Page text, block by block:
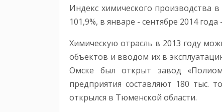
Индекс химического производства
101,9%, в январе - сентябре 2014 года
Химическую отрасль в 2013 году
объектов и вводом их в
Омске был открыт завод
предприятия составляют 180 тыс.
открылся в Тюменской области.